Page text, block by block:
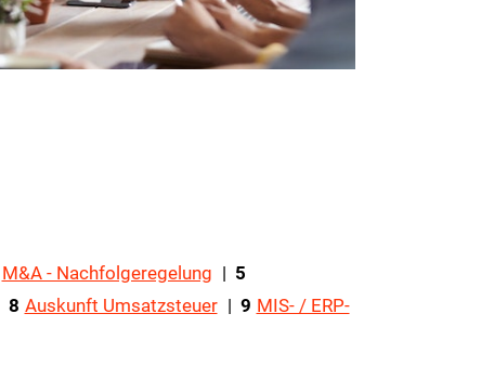
M&A - Nachfolgeregelung | 5
8 Auskunft Umsatzsteuer | ​​​​​​​ 9 MIS- / ERP-